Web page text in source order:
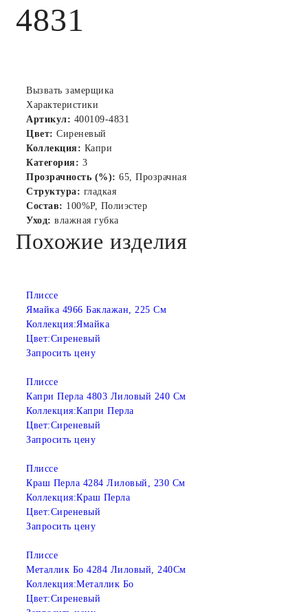
4831
Вызвать замерщика
Характеристики
Артикул: 400109-4831
Цвет: Сиреневый
Коллекция: Капри
Категория: 3
Прозрачность (%): 65, Прозрачная
Структура: гладкая
Состав: 100%P, Полиэстер
Уход: влажная губка
Похожие изделия
Плиссе
Ямайка 4966 Баклажан, 225 См
Коллекция:Ямайка
Цвет:Сиреневый
Запросить цену
Плиссе
Капри Перла 4803 Лиловый 240 См
Коллекция:Капри Перла
Цвет:Сиреневый
Запросить цену
Плиссе
Краш Перла 4284 Лиловый, 230 См
Коллекция:Краш Перла
Цвет:Сиреневый
Запросить цену
Плиссе
Металлик Бо 4284 Лиловый, 240См
Коллекция:Металлик Бо
Цвет:Сиреневый